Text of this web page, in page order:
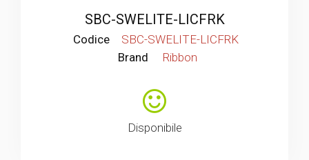
SBC-SWELITE-LICFRK
Codice
SBC-SWELITE-LICFRK
Brand
Ribbon
Disponibile